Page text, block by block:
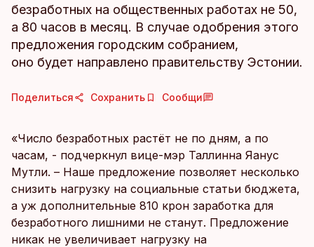
безработных на общественных работах не 50,
а 80 часов в месяц. В случае одобрения этого
предложения городским собранием,
оно будет направлено правительству Эстонии.
Поделиться Сохранить Сообщи
«Число безработных растёт не по дням, а по
часам, - подчеркнул вице-мэр Таллинна Яанус
Мутли. – Наше предложение позволяет несколько
снизить нагрузку на социальные статьи бюджета,
а уж дополнительные 810 крон заработка для
безработного лишними не станут. Предложение
никак не увеличивает нагрузку на